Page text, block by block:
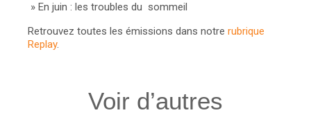
» En juin : les troubles du sommeil
Retrouvez toutes les émissions dans notre rubrique
Replay.
Voir d’autres